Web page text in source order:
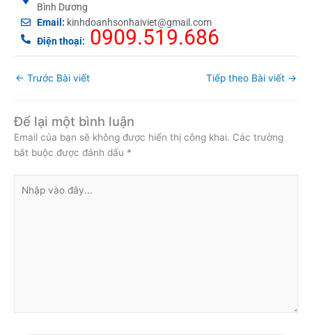
Bình Dương
Email: kinhdoanhsonhaiviet@gmail.com
Điện thoại: 0909.519.686
← Trước Bài viết Tiếp theo Bài viết →
Để lại một bình luận
Email của bạn sẽ không được hiển thị công khai. Các trường
bắt buộc được đánh dấu *
vào